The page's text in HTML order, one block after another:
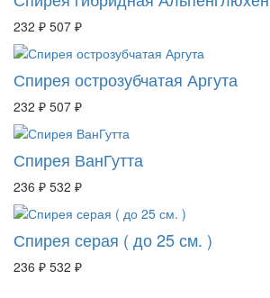
232 ₽ 507 ₽
Спирея острозубчатая Аргута
232 ₽ 507 ₽
Спирея ВанГутта
236 ₽ 532 ₽
Спирея серая ( до 25 см. )
236 ₽ 532 ₽